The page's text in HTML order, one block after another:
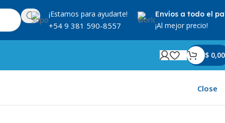
¡Estamos para ayudarte!
+54 9 381 590-8557
Envíos a todo el
¡Al mejor precio!
$ 0,00
Mostrando los 5 resultados
Close